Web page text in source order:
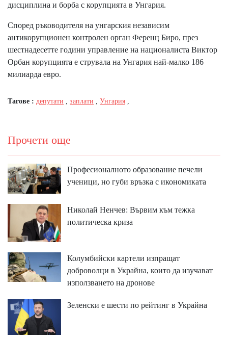
дисциплина и борба с корупцията в Унгария.
Според ръководителя на унгарския независим
антикорупционен контролен орган Ференц Биро, през
шестнадесетте години управление на националиста Виктор
Орбан корупцията е струвала на Унгария най-малко 186
милиарда евро.
Тагове : депутати , заплати , Унгария ,
Прочети още
Професионалното образование печели
ученици, но губи връзка с икономиката
Николай Ненчев: Вървим към тежка
политическа криза
Колумбийски картели изпращат
доброволци в Украйна, които да изучават
използването на дронове
Зеленски е шести по рейтинг в Украйна